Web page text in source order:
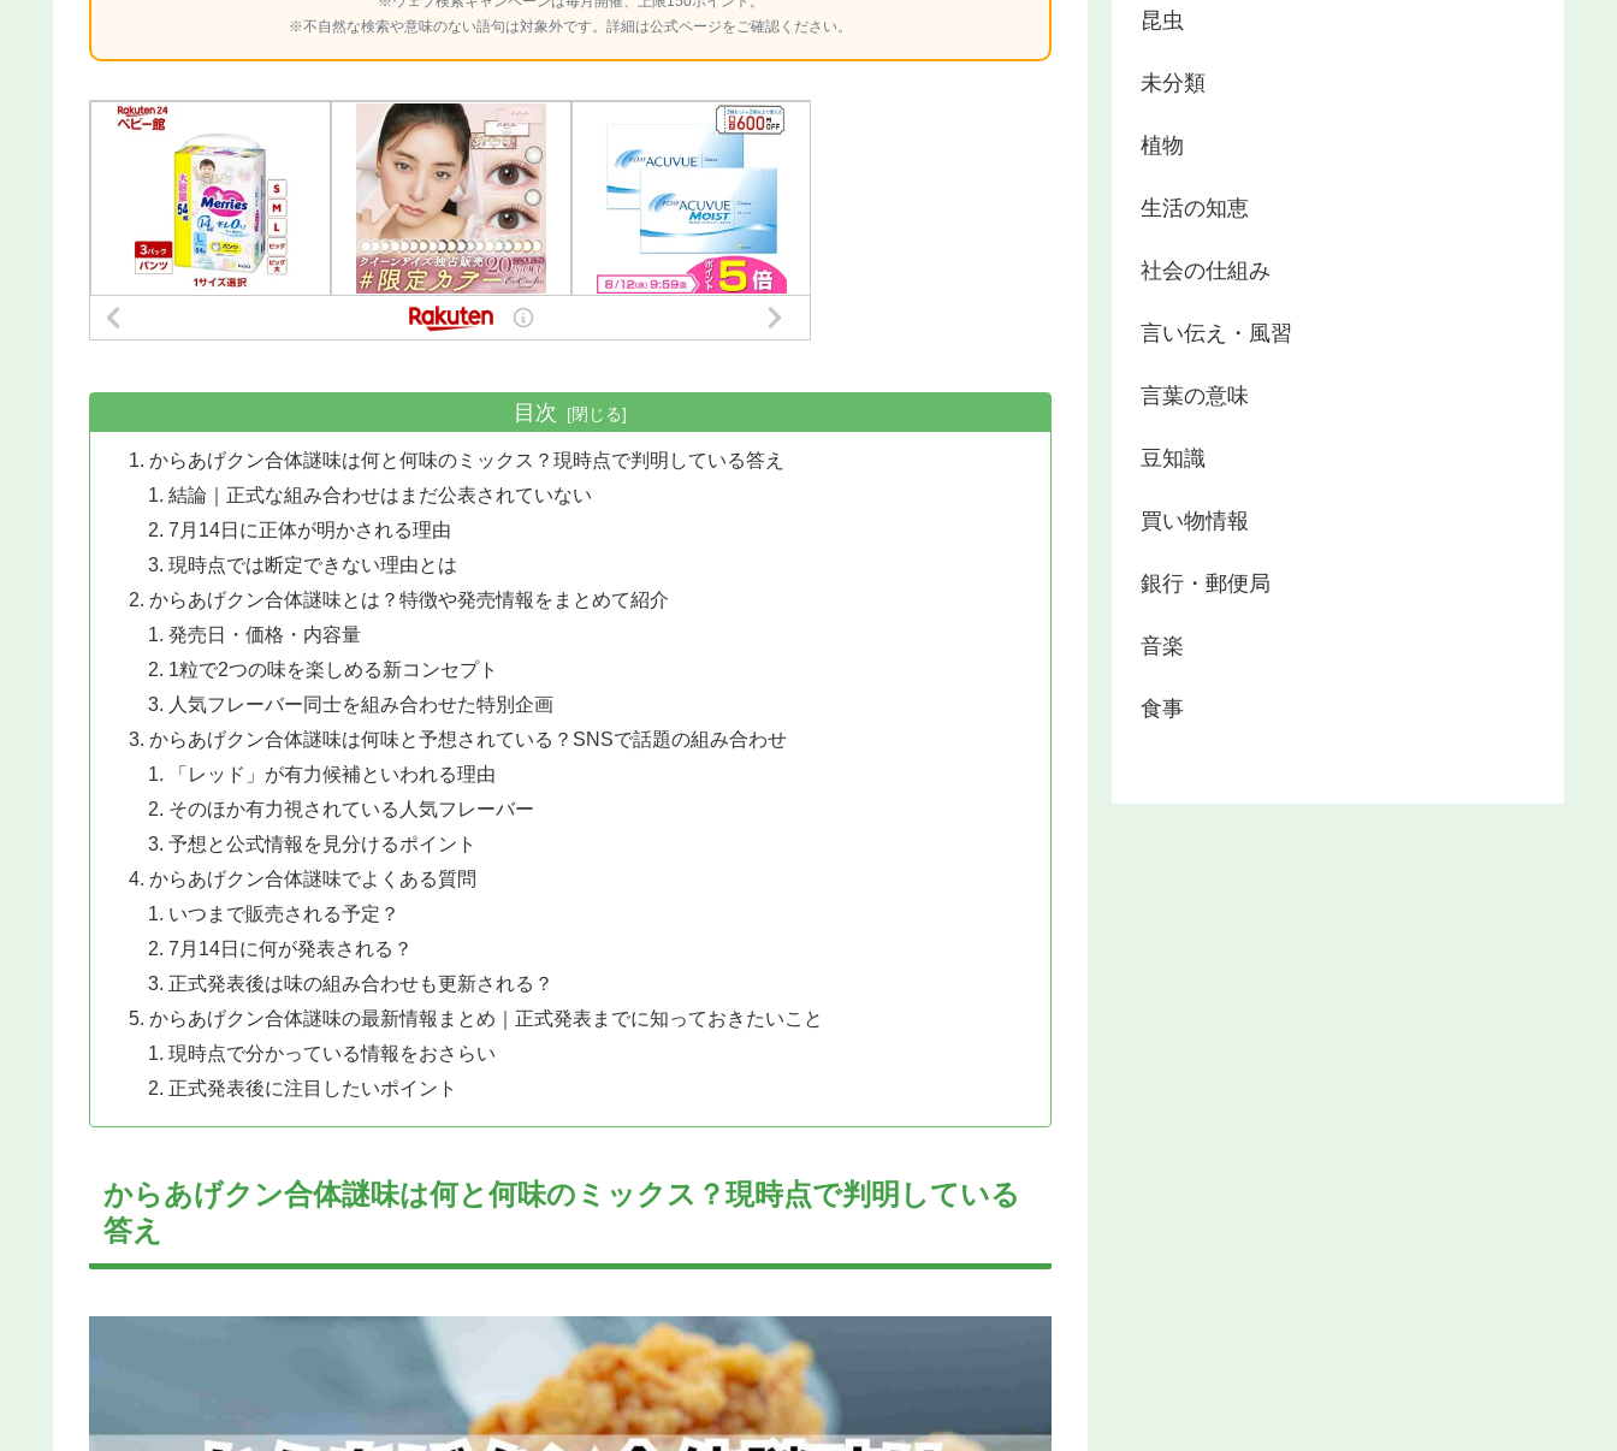
※不自然な検索や意味のない語句は対象外です。詳細は公式ページをご確認ください。
目次
からあげクン合体謎味は何と何味のミックス？現時点で判明している答え
結論｜正式な組み合わせはまだ公表されていない
7月14日に正体が明かされる理由
現時点では断定できない理由とは
からあげクン合体謎味とは？特徴や発売情報をまとめて紹介
発売日・価格・内容量
1粒で2つの味を楽しめる新コンセプト
人気フレーバー同士を組み合わせた特別企画
からあげクン合体謎味は何味と予想されている？SNSで話題の組み合わせ
「レッド」が有力候補といわれる理由
そのほか有力視されている人気フレーバー
予想と公式情報を見分けるポイント
からあげクン合体謎味でよくある質問
いつまで販売される予定？
7月14日に何が発表される？
正式発表後は味の組み合わせも更新される？
からあげクン合体謎味の最新情報まとめ｜正式発表までに知っておきたいこと
現時点で分かっている情報をおさらい
正式発表後に注目したいポイント
からあげクン合体謎味は何と何味のミックス？現時点で判明している
答え
昆虫
未分類
植物
生活の知恵
社会の仕組み
言い伝え・風習
言葉の意味
豆知識
買い物情報
銀行・郵便局
音楽
食事